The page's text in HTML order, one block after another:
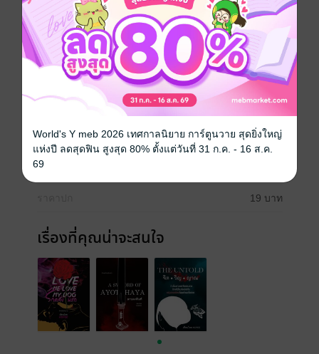
โกลาหลที่ถาถมใส่ไม่ยั้ง
ดรามา ลึกลับ สยองขวัญ ผี / วิญญาณ
หักมุม
pdf, epub(สารบัญ)
วันที่วางขาย 26 มิถุนายน 2568
ความยาว
19 บาท
เรื่องที่คุณน่าจะสนใจ
World's Y meb 2026 เทศกาลนิยาย การ์ตูนวาย สุดยิ่งใหญ่
แห่งปี ลดสุดฟิน สูงสุด 80% ตั้งแต่วันที่ 31 ก.ค. - 16 ส.ค.
69